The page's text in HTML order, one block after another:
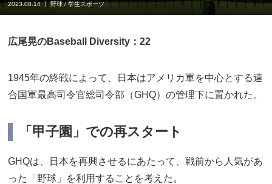
2023.08.14 野球/学生スポーツ
広尾晃のBaseball Diversity：22
1945年の終戦によって、日本はアメリカ軍を中心とする連
合国軍最高司令官総司令部（GHQ）の管理下に置かれた。
「甲子園」での再スタート
GHQは、日本を再興させるにあたって、戦前から人気があ
った「野球」を利用することを考えた。